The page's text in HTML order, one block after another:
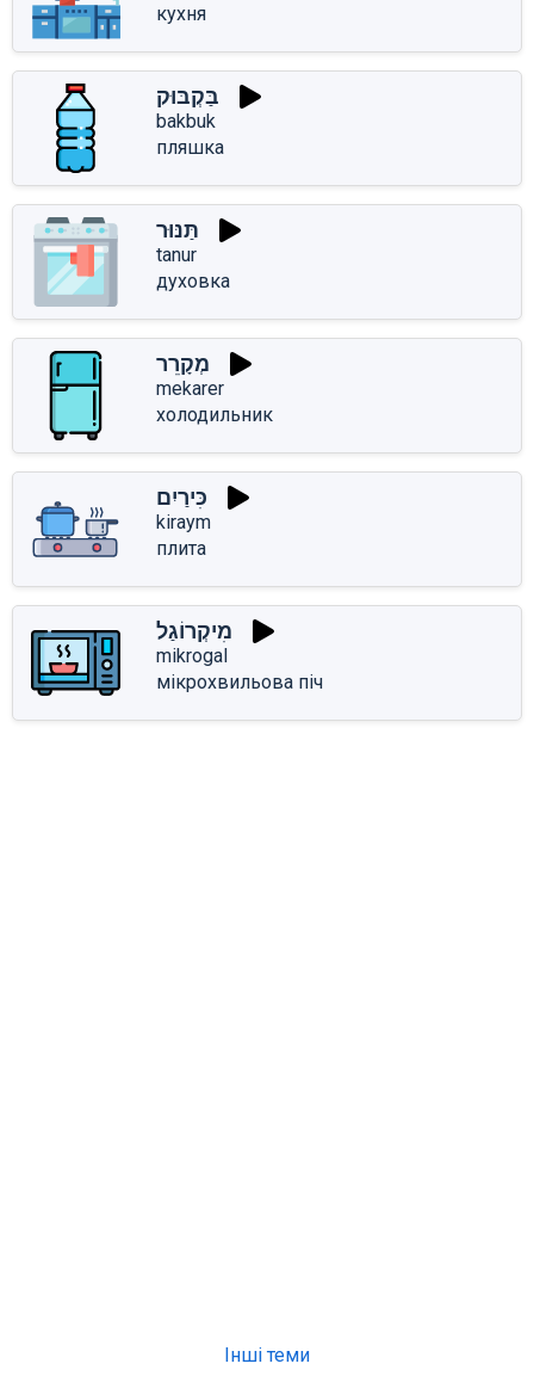
кухня
בַּקְבּוּק
bakbuk
пляшка
תַּנּוּר
tanur
духовка
מְקָרֵר
mekarer
холодильник
כִּירַיִם
kiraym
плита
מִיקְרוֹגַל
mikrogal
мікрохвильова піч
Інші теми